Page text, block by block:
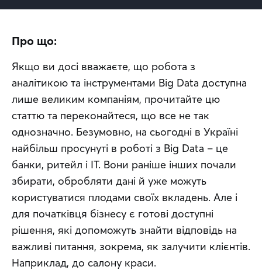
Про що:
Якщо ви досі вважаєте, що робота з
аналітикою та інструментами Big Data доступна
лише великим компаніям, прочитайте цю
статтю та переконайтеся, що все не так
однозначно. Безумовно, на сьогодні в Україні
найбільш просунуті в роботі з Big Data – це
банки, ритейл і IT. Вони раніше інших почали
збирати, обробляти дані й уже можуть
користуватися плодами своїх вкладень. Але і
для початківця бізнесу є готові доступні
рішення, які допоможуть знайти відповідь на
важливі питання, зокрема, як залучити клієнтів.
Наприклад, до салону краси.